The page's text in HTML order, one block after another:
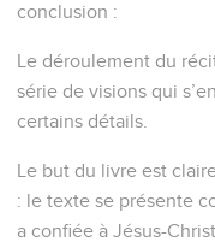
conclusion :
Le déroulement du
série de visions qui
certains détails.
Le but du livre est
: le texte se présente
a confiée à Jésus-